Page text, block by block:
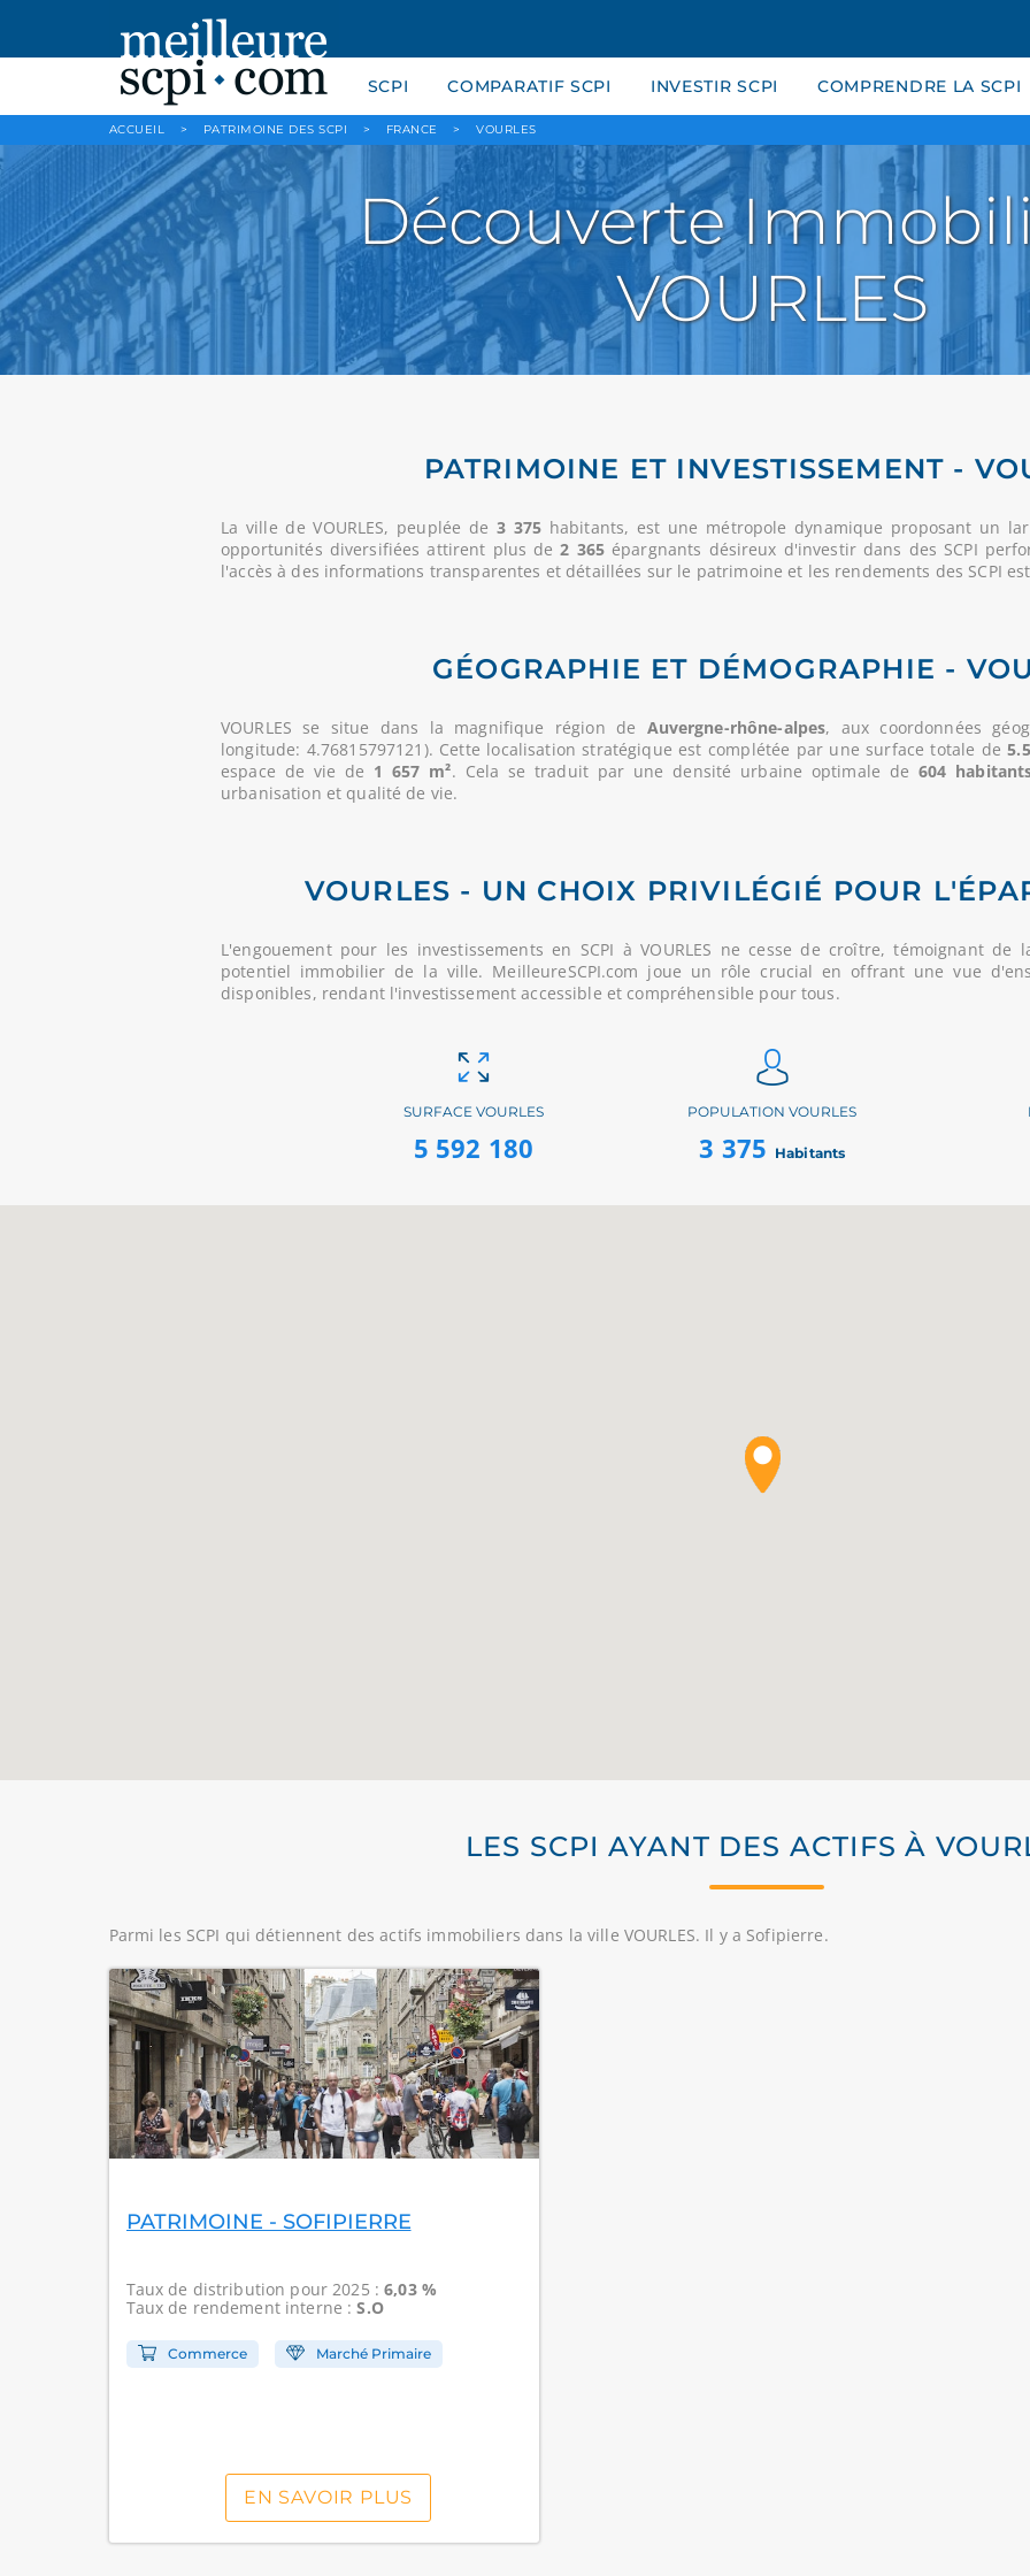
SCPI COMPARATIF SCPI INVESTIR SCPI COMPRENDRE LA SCPI
ACCUEIL > PATRIMOINE DES SCPI > FRANCE > VOURLES
Découverte
VOURLES
PATRIMOINE ET INVESTISSEMENT -
La ville de VOURLES, peuplée de 3 375 habitants, est une métropole dynamique proposant un
opportunités diversifiées attirent plus de2 365 épargnants désireux d'investir dans des SCPI
l'accès à des informations transparentes et détaillées sur le patrimoine et les rendements des SCPI
GÉOGRAPHIE ET DÉMOGRAPHIE -
VOURLES se situe dans la magnifique région de Auvergne-rhône-alpes, aux coordonnées
longitude: 4.76815797121). Cette localisation stratégique est complétée par une surface totale de
espace de vie de 1 657 m². Cela se traduit par une densité urbaine optimale de 604
urbanisation et qualité de vie.
VOURLES - UN CHOIX PRIVILÉGIÉ POUR
L'engouement pour les investissements en SCPI à VOURLES ne cesse de croître, témoignant
potentiel immobilier de la ville. MeilleureSCPI.com joue un rôle crucial en offrant une vue
disponibles, rendant l'investissement accessible et compréhensible pour tous.
SURFACE VOURLES
5 592 180
POPULATION VOURLES
3 375 Habitants
LES SCPI AYANT DES ACTIFS À
Parmi les SCPI qui détiennent des actifs immobiliers dans la ville VOURLES. Il y a Sofipierre.
PATRIMOINE - SOFIPIERRE
Taux de distribution pour 2025 :6,03 %
Taux de rendement interne :S.O
Commerce Marché Primaire
EN SAVOIR PLUS